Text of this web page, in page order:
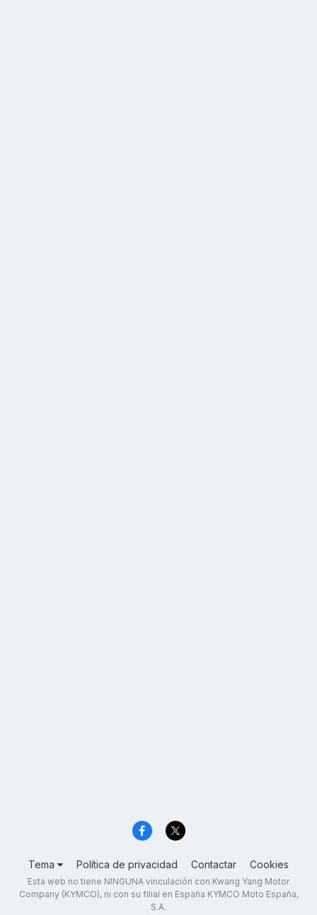
Tema Política de privacidad Contactar Cookies
Esta web no tiene NINGUNA vinculación con Kwang Yang Motor
Company (KYMCO), ni con su filial en España KYMCO Moto España,
S.A.